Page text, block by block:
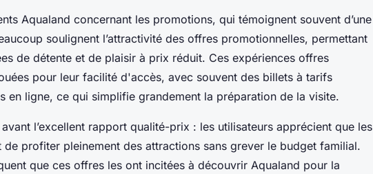
Aqualand concernant les promotions, qui témoignent souvent d’une
soulignent l’attractivité des offres promotionnelles, permettant
de détente et de plaisir à prix réduit. Ces expériences offres
pour leur facilité d'accès, avec souvent des billets à tarifs
en ligne, ce qui simplifie grandement la préparation de la visite.
l’excellent rapport qualité-prix : les utilisateurs apprécient que les
profiter pleinement des attractions sans grever le budget familial.
que ces offres les ont incitées à découvrir Aqualand pour la